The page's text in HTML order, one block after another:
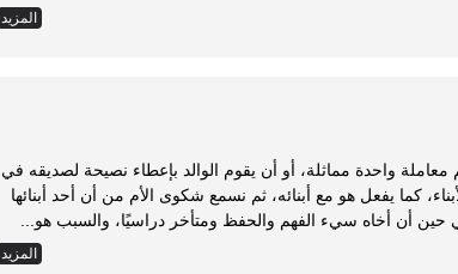
المزيد
معاملة واحدة مماثلة، أو أن يقوم الوالد بإعطاء نصيحة لصديقه في
كما يفعل هو مع أبنائه، ثم نسمع شكوى الأم من أن أحد أبنائها
أن أخاه سيء الفهم والحفظ ومتأخر دراسيًا، والسبب هو...
المزيد